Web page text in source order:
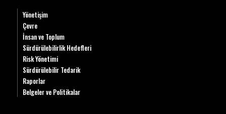
Yönetişim
Çevre
İnsan ve Toplum
Sürdürülebilirlik Hedefleri
Risk Yönetimi
Sürdürülebilir Tedarik
Raporlar
Belgeler ve Politikalar